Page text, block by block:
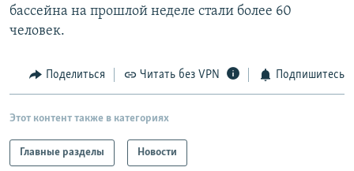
бассейна на прошлой неделе стали более 60
человек.
Поделиться Читать без VPN Подпишитесь
Этот контент также в категориях
Главные разделы Новости